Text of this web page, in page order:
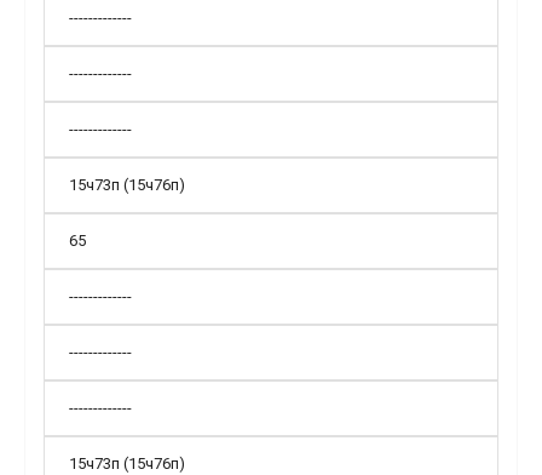
-------------
-------------
-------------
15ч73п (15ч76п)
65
-------------
-------------
-------------
15ч73п (15ч76п)